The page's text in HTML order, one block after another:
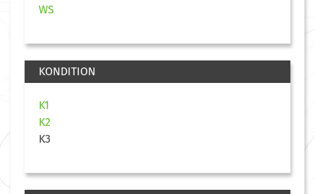
WS
KONDITION
K1
K2
K3